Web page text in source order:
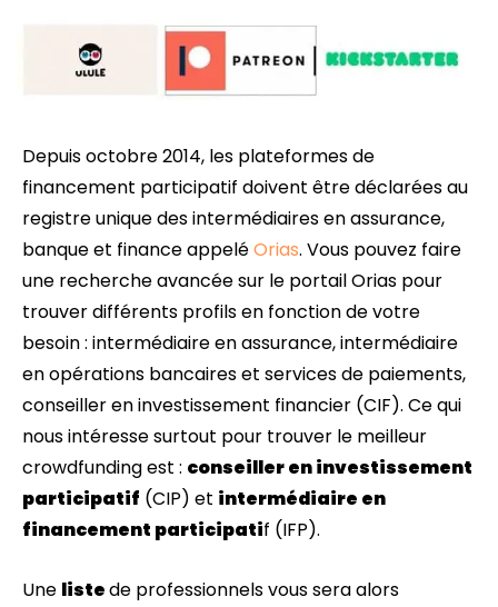
Depuis octobre 2014, les plateformes de
financement participatif doivent être déclarées au
registre unique des intermédiaires en assurance,
banque et finance appeléOrias. Vous pouvez faire
une recherche avancée sur le portail Orias pour
trouver différents profils en fonction de votre
besoin : intermédiaire en assurance, intermédiaire
en opérations bancaires et services de paiements,
conseiller en investissement financier (CIF). Ce qui
nous intéresse surtout pour trouver le meilleur
crowdfunding est : conseiller en investissement
participatif (CIP) et intermédiaire en
financement participatif (IFP).
Une listede professionnels vous sera alors